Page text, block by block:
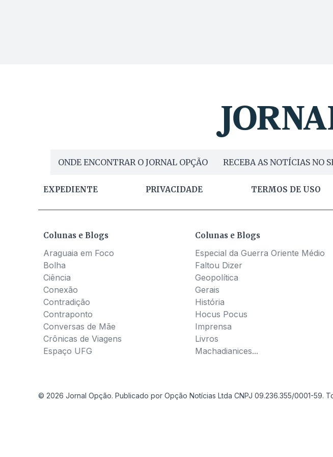
ONDE ENCONTRAR O JORNAL OPÇÃO RECEBA AS NOTÍCIAS NO
EXPEDIENTE PRIVACIDADE TERMOS DE USO
Colunas e Blogs
Araguaia em Foco
Bolha
Ciência
Conexão
Contradição
Contraponto
Conversas de Mãe
Crônicas de Viagens
Espaço UFG
Colunas e Blogs
Especial da Guerra Oriente Médio
Faltou Dizer
Geopolítica
Gerais
História
Hocus Pocus
Imprensa
Livros
Machadianices...
© 2026 Jornal Opção. Publicado por Opção Notícias Ltda CNPJ 09.236.355/0001-59.